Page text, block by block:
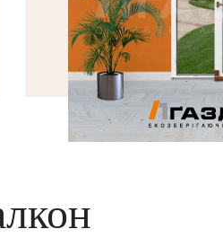
Паралельно-